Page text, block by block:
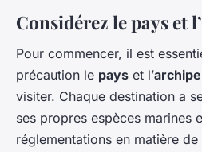
Considérez le pays et
Pour commencer, il est
précaution le pays et l’
visiter. Chaque destination a
ses propres espèces marines
réglementations en matière